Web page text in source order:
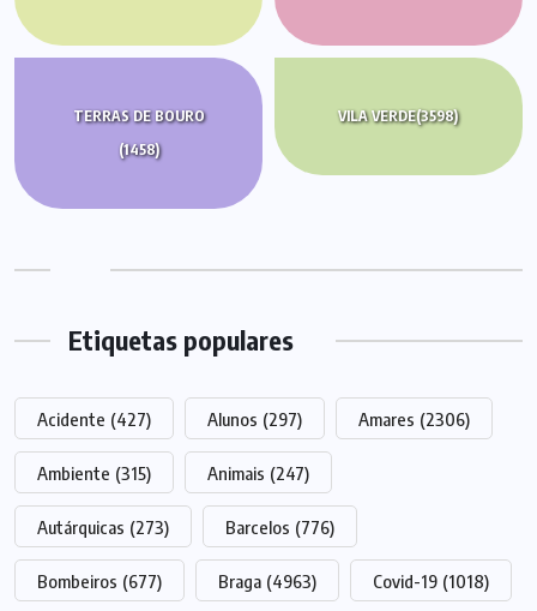
TERRAS DE BOURO
(1458)
VILA VERDE(3598)
Etiquetas populares
Acidente (427) Alunos (297) Amares (2306)
Ambiente (315) Animais (247)
Autárquicas (273) Barcelos (776)
Bombeiros (677) Braga (4963) Covid-19 (1018)